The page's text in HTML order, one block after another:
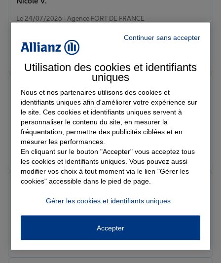
Le 24/07/2026 - Agence FORT DE FRANCE
Prendre un RDV
Note de 5 sur 5
Le 24/07/2026 - Agence FORT DE FRANCE
Bonjour ! Neltia, Votre professionnalisme, votre
réactivité et votre sens de l'écoute témoignent d'un
véritable engagement. J'apprécie particulièrement la
qualité de votre accompagnement ainsi que l'efficacité
avec laquelle mes demandes ont été prises en charge.
Il est toujours agréable de pouvoir compter sur une
équipe compétente et soucieuse de la satisfaction de
voie d'excellence. Merci infiniment Neltia ✨️
Naud C.
Prendre un RDV Voir l'agence
Le 23/07/2026 - Agence FORT DE FRANCE
Cédric L.
Prendre un RDV Voir l'agence
Continuer sans accepter
Utilisation des cookies et identifiants
uniques
Nous et nos partenaires utilisons des cookies et
identifiants uniques afin d'améliorer votre expérience sur
le site. Ces cookies et identifiants uniques servent à
personnaliser le contenu du site, en mesurer la
fréquentation, permettre des publicités ciblées et en
mesurer les performances.
En cliquant sur le bouton "Accepter" vous acceptez tous
les cookies et identifiants uniques. Vous pouvez aussi
modifier vos choix à tout moment via le lien "Gérer les
cookies" accessible dans le pied de page.
Gérer les cookies et identifiants uniques
Accepter